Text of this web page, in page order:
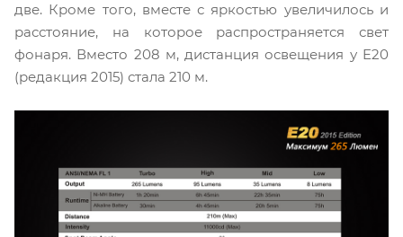
две. Кроме того, вместе с яркостью увеличилось и
расстояние, на которое распространяется свет
фонаря. Вместо 208 м, дистанция освещения у E20
(редакция 2015) стала 210 м.